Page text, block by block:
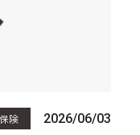
保険 2026/06/03